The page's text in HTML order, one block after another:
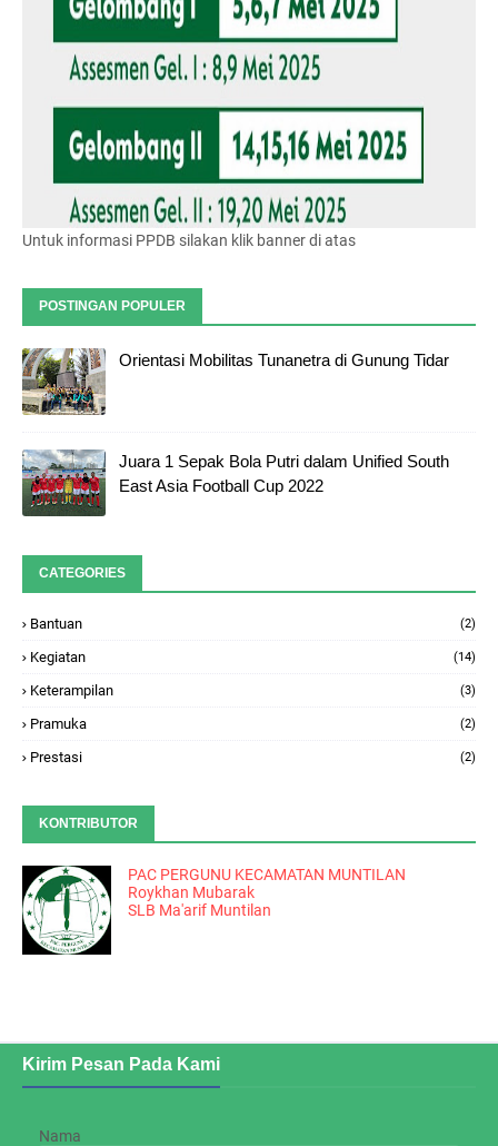
Untuk informasi PPDB silakan klik banner di atas
POSTINGAN POPULER
Orientasi Mobilitas Tunanetra di Gunung Tidar
Juara 1 Sepak Bola Putri dalam Unified South
East Asia Football Cup 2022
CATEGORIES
Bantuan (2)
Kegiatan (14)
Keterampilan (3)
Pramuka (2)
Prestasi (2)
KONTRIBUTOR
PAC PERGUNU KECAMATAN MUNTILAN
Roykhan Mubarak
SLB Ma'arif Muntilan
Kirim Pesan Pada Kami
Nama